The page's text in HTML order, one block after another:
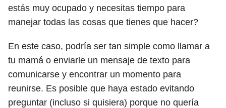
estás muy ocupado y necesitas tiempo para
manejar todas las cosas que tienes que hacer?
En este caso, podría ser tan simple como llamar a
tu mamá o enviarle un mensaje de texto para
comunicarse y encontrar un momento para
reunirse. Es posible que haya estado evitando
preguntar (incluso si quisiera) porque no quería